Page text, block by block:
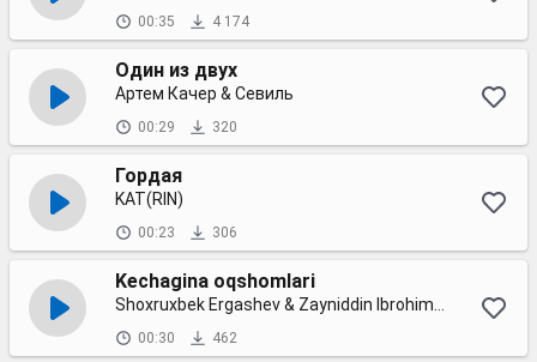
00:35 4 174
Один из двух
Артем Качер & Севиль
00:29 320
Гордая
KAT(RIN)
00:23 306
Kechagina oqshomlari
00:30 462